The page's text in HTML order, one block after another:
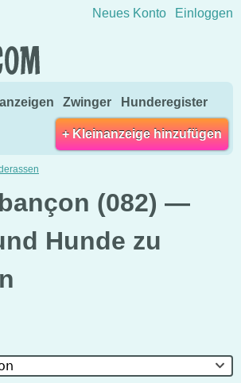
zum Inhalt wechseln
Neues Konto Einloggen
Zwinger Hunderegister
+ Kleinanzeige hinzufügen
(082) —
Hunde zu